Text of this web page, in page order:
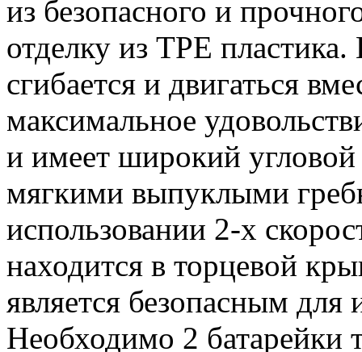
из безопасного и
отделку из TPE
сгибается и двигаться
максимальное
и имеет широкий
мягкими выпуклыми
использовании 2-х
находится в торцевой
является безопасным для
Необходимо 2